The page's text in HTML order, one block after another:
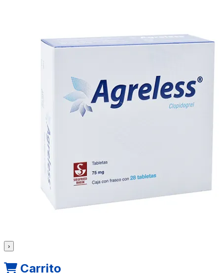
›
Carrito